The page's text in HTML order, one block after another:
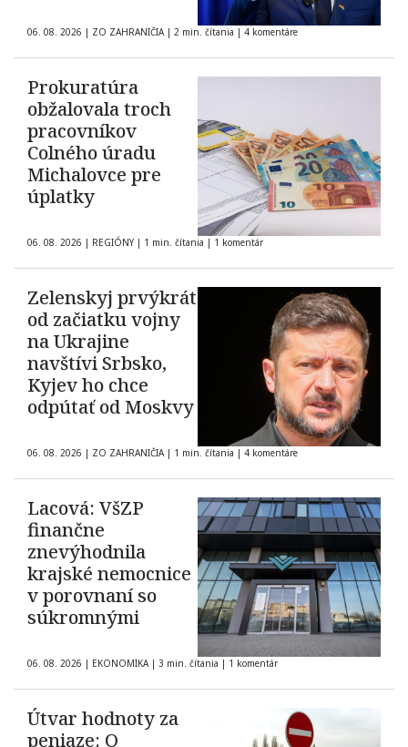
06. 08. 2026 | ZO ZAHRANIČIA | 2 min. čítania | 4 komentáre
Prokuratúra
obžalovala troch
pracovníkov
Colného úradu
Michalovce pre
úplatky
06. 08. 2026 | REGIÓNY | 1 min. čítania | 1 komentár
Zelenskyj prvýkrát
od začiatku vojny
na Ukrajine
navštívi Srbsko,
Kyjev ho chce
odpútať od Moskvy
06. 08. 2026 | ZO ZAHRANIČIA | 1 min. čítania | 4 komentáre
Lacová: VšZP
finančne
znevýhodnila
krajské nemocnice
v porovnaní so
súkromnými
06. 08. 2026 | EKONOMIKA | 3 min. čítania | 1 komentár
Útvar hodnoty za
peniaze: O